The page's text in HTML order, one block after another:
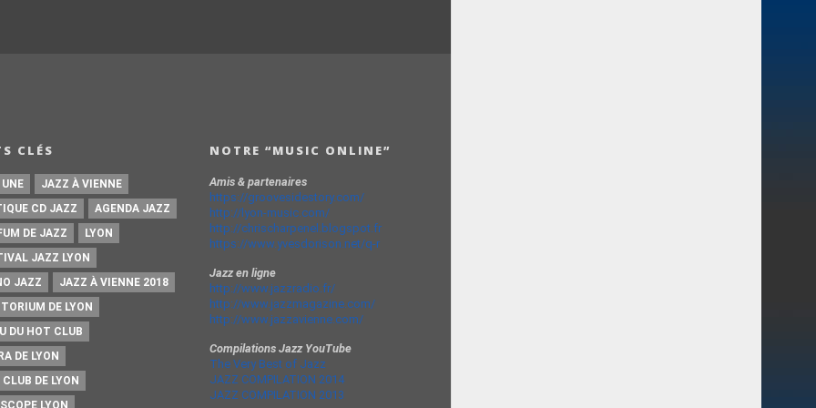
CLÉS
JAZZ À VIENNE
CD JAZZ
AGENDA JAZZ
DE JAZZ
LYON
JAZZ LYON
JAZZ
JAZZ À VIENNE 2018
DE LYON
DU HOT CLUB
DE LYON
DE LYON
LYON
NOTRE “MUSIC ONLINE”
Amis & partenaires
https://groovesidestory.com/
http://lyon-music.com/
http://chrischarpenel.blogspot.fr
https://www.yvesdorison.net/q-r
Jazz en ligne
http://www.jazzradio.fr/
http://www.jazzmagazine.com/
http://www.jazzavienne.com/
Compilations Jazz YouTube
The Very Best of Jazz
JAZZ COMPILATION 2014
JAZZ COMPILATION 2013